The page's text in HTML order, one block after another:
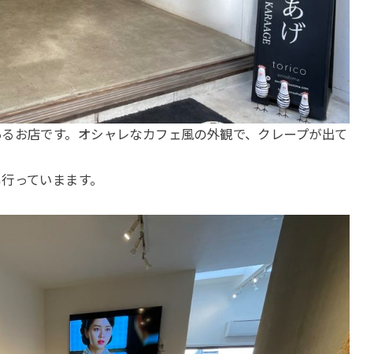
お店です。オシャレなカフェ風の外観で、クレープが出て
っていまます。